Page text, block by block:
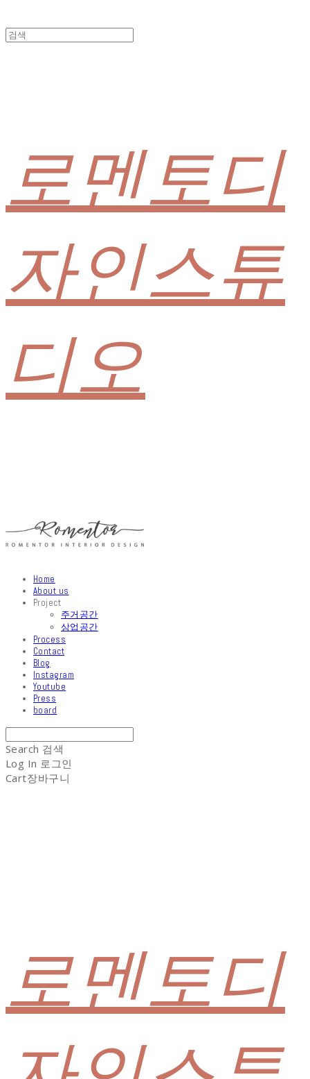
로멘토디
자인스튜
디오
Home
About us
Project
주거공간
상업공간
Process
Contact
Blog
Instagram
Youtube
Press
board
Search 검색
Log In 로그인
Cart장바구니
로멘토디